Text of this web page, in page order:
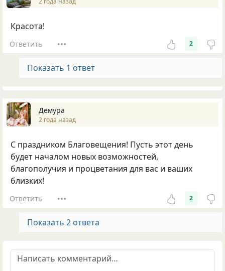
Красота!
Ответить 2
Показать 1 ответ
Демура
2 года назад
С праздником Благовещения! Пусть этот день
будет началом новых возможностей,
благополучия и процветания для вас и ваших
близких!
Ответить 2
Показать 2 ответа